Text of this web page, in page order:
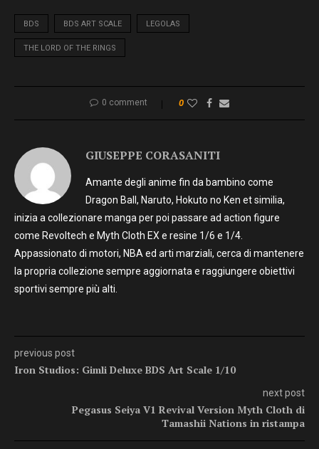
BDS BDS ART SCALE LEGOLAS
THE LORD OF THE RINGS
0 comment 0
GIUSEPPE CORASANITI
Amante degli anime fin da bambino come
Dragon Ball, Naruto, Hokuto no Ken et similia,
inizia a collezionare manga per poi passare ad action figure
come Revoltech e Myth Cloth EX e resine 1/6 e 1/4.
Appassionato di motori, NBA ed arti marziali, cerca di mantenere
la propria collezione sempre aggiornata e raggiungere obiettivi
sportivi sempre più alti.
previous post
Iron Studios: Gimli Deluxe BDS Art Scale 1/10
next post
Pegasus Seiya V1 Revival Version Myth Cloth di
Tamashii Nations in ristampa